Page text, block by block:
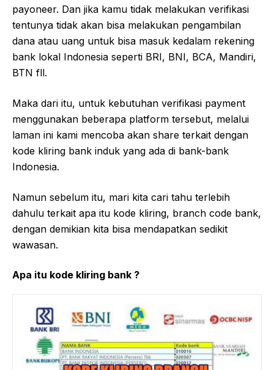
payoneer. Dan jika kamu tidak melakukan verifikasi
tentunya tidak akan bisa melakukan pengambilan
dana atau uang untuk bisa masuk kedalam rekening
bank lokal Indonesia seperti BRI, BNI, BCA, Mandiri,
BTN fll.
Maka dari itu, untuk kebutuhan verifikasi payment
menggunakan beberapa platform tersebut, melalui
laman ini kami mencoba akan share terkait dengan
kode kliring bank induk yang ada di bank-bank
Indonesia.
Namun sebelum itu, mari kita cari tahu terlebih
dahulu terkait apa itu kode kliring, branch code bank,
dengan demikian kita bisa mendapatkan sedikit
wawasan.
Apa itu kode kliring bank ?